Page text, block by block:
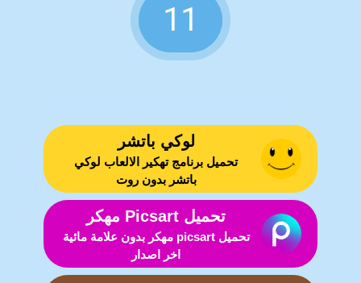
11
لوكي باتشر
تحميل برنامج تهكير الالعاب لوكي
باتشر بدون روت
تحميل Picsart مهكر
تحميل picsart مهكر بدون علامة مائية
اخر اصدار